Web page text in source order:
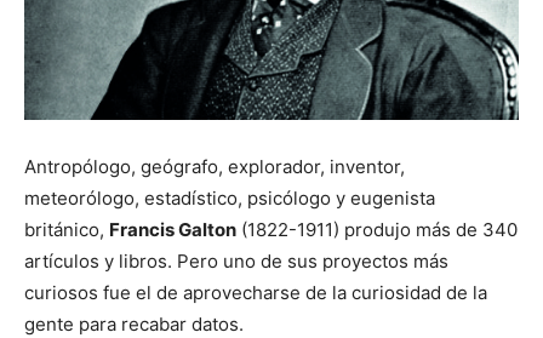
Antropólogo, geógrafo, explorador, inventor,
meteorólogo, estadístico, psicólogo y eugenista
británico, Francis Galton (1822-1911) produjo más de 340
artículos y libros. Pero uno de sus proyectos más
curiosos fue el de aprovecharse de la curiosidad de la
gente para recabar datos.